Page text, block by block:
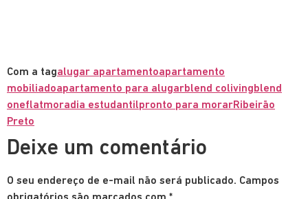
Com a tagalugar apartamentoapartamento
mobiliadoapartamento para alugarblend colivingblend
oneflatmoradia estudantilpronto para morarRibeirão
Preto
Deixe um comentário
O seu endereço de e-mail não será publicado. Campos